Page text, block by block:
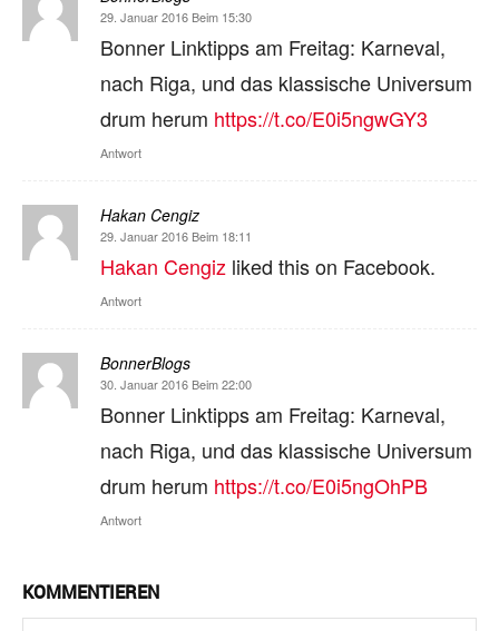
29. Januar 2016 Beim 15:30
Bonner Linktipps am Freitag: Karneval,
nach Riga, und das klassische Universum
drum herum https://t.co/E0i5ngwGY3
Antwort
Hakan Cengiz
29. Januar 2016 Beim 18:11
Hakan Cengiz liked this on Facebook.
Antwort
BonnerBlogs
30. Januar 2016 Beim 22:00
Bonner Linktipps am Freitag: Karneval,
nach Riga, und das klassische Universum
drum herum https://t.co/E0i5ngOhPB
Antwort
KOMMENTIEREN